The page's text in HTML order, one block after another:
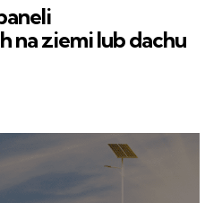
ziemi lub dachu